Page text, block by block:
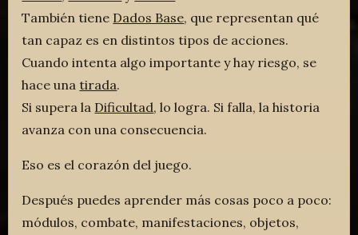
También tiene Dados Base, que representan qué
tan capaz es en distintos tipos de acciones.
Cuando intenta algo importante y hay riesgo, se
hace unatirada.
Si supera la Dificultad, lo logra. Si falla, la historia
avanza con una consecuencia.
Eso es el corazón del juego.
Después puedes aprender más cosas poco a poco:
módulos, combate, manifestaciones, objetos,